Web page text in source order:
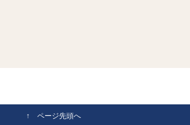
↑ ページ先頭へ